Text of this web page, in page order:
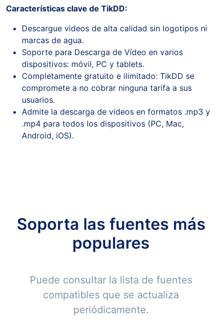
Características clave de TikDD:
Descargue videos de alta calidad sin logotipos ni
marcas de agua.
Soporte para Descarga de Vídeo en varios
dispositivos: móvil, PC y tablets.
Completamente gratuito e ilimitado: TikDD se
compromete a no cobrar ninguna tarifa a sus
usuarios.
Admite la descarga de videos en formatos .mp3 y
.mp4 para todos los dispositivos (PC, Mac,
Android, iOS).
Soporta las fuentes más
populares
Puede consultar la lista de fuentes
compatibles que se actualiza
periódicamente.